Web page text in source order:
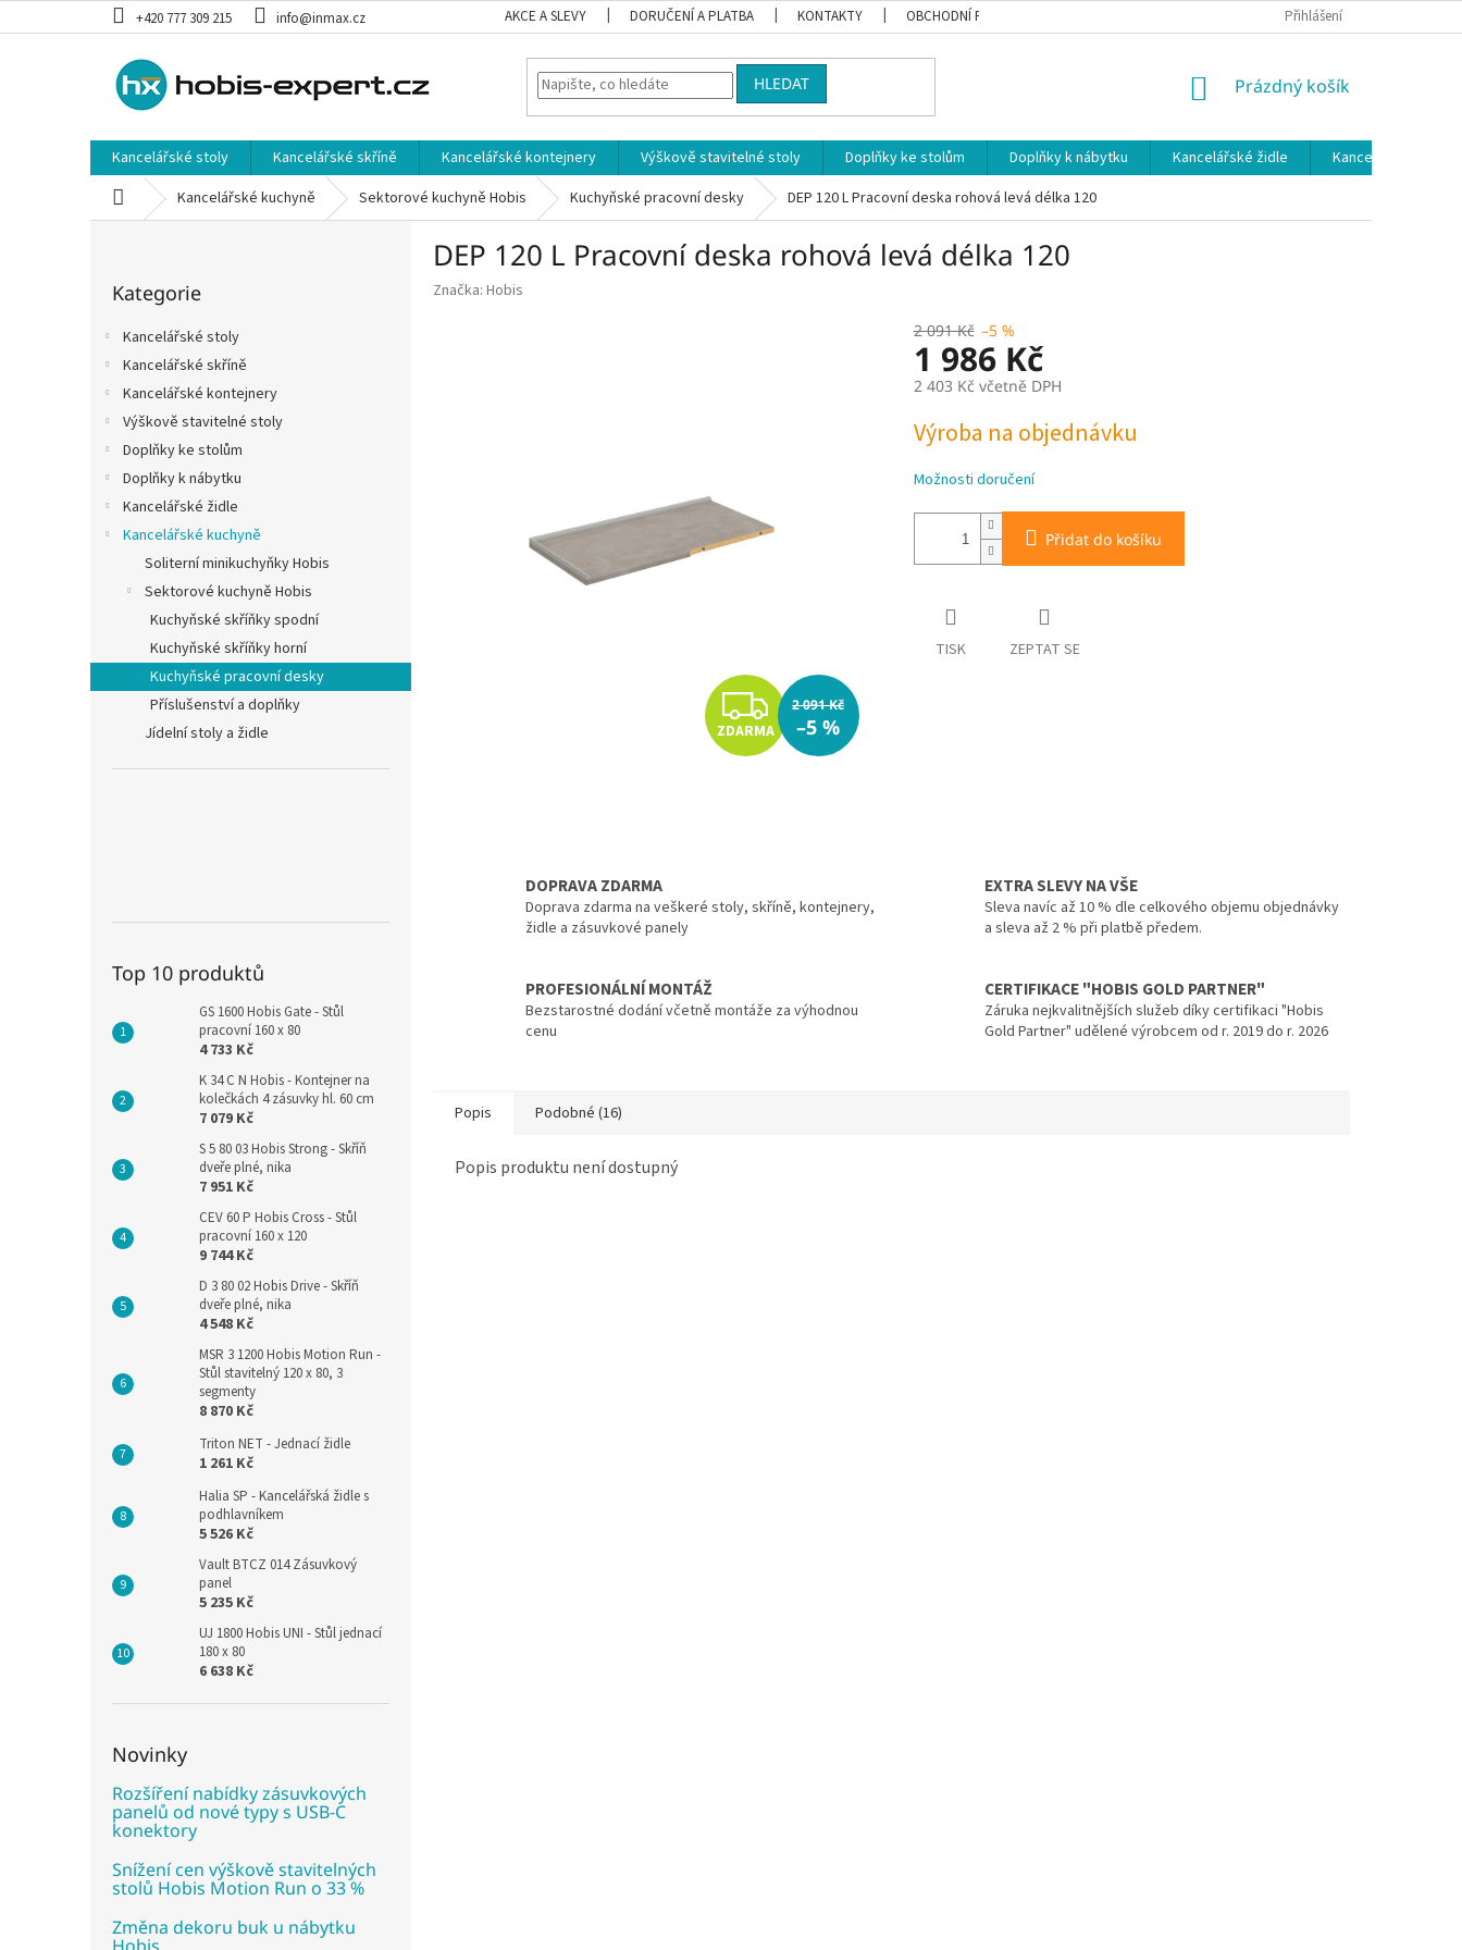
na
+420 777 309 215 info@inmax.cz AKCE A SLEVY DORUČENÍ A PLATBA KONTAKTY OBCHODNÍ PODMÍNKY Přihlášení
HLEDAT
NÁKUPNÍ
Prázdný košík
Kancelářské stoly Kancelářské skříně Kancelářské kontejnery Výškově stavitelné stoly Doplňky ke stolům Doplňky k nábytku Kancelářské židle
Kancelářské
Domů Kancelářské kuchyně Sektorové kuchyně Hobis Kuchyňské pracovní desky DEP 120 L Pracovní deska rohová levá délka 120
kategorie
Kategorie
Kancelářské stoly
Kancelářské skříně
Kancelářské kontejnery
Výškově stavitelné stoly
Doplňky ke stolům
Doplňky k nábytku
Kancelářské židle
Kancelářské kuchyně
Soliterní minikuchyňky Hobis
Sektorové kuchyně Hobis
Kuchyňské skříňky spodní
Kuchyňské skříňky horní
Kuchyňské pracovní desky
Příslušenství a doplňky
Jídelní stoly a židle
Top 10 produktů
GS 1600 Hobis Gate - Stůl
pracovní 160 x 80
4 733 Kč
K 34 C N Hobis - Kontejner na
kolečkách 4 zásuvky hl. 60 cm
7 079 Kč
S 5 80 03 Hobis Strong - Skříň
dveře plné, nika
7 951 Kč
CEV 60 P Hobis Cross - Stůl
pracovní 160 x 120
9 744 Kč
D 3 80 02 Hobis Drive - Skříň
dveře plné, nika
4 548 Kč
MSR 3 1200 Hobis Motion Run -
Stůl stavitelný 120 x 80, 3
segmenty
8 870 Kč
Triton NET - Jednací židle
1 261 Kč
Halia SP - Kancelářská židle s
podhlavníkem
5 526 Kč
Vault BTCZ 014 Zásuvkový
panel
5 235 Kč
UJ 1800 Hobis UNI - Stůl jednací
180 x 80
6 638 Kč
Novinky
Rozšíření nabídky zásuvkových
panelů od nové typy s USB-C
konektory
Snížení cen výškově stavitelných
stolů Hobis Motion Run o 33 %
Změna dekoru buk u nábytku
DEP 120 L Pracovní deska rohová levá délka 120
Značka: Hobis
Z
D
M
ZDARMA
2 091 Kč
–5 %
2 091 Kč –5 %
1 986 Kč
2 403 Kč včetně DPH
cena:
Výroba na objednávku
Možnosti doručení
Přidat do košíku
TISK ZEPTAT SE
DOPRAVA ZDARMA
Doprava zdarma na veškeré stoly, skříně, kontejnery,
židle a zásuvkové panely
EXTRA SLEVY NA VŠE
Sleva navíc až 10 % dle celkového objemu objednávky
a sleva až 2 % při platbě předem.
PROFESIONÁLNÍ MONTÁŽ
Bezstarostné dodání včetně montáže za výhodnou
cenu
CERTIFIKACE "HOBIS GOLD PARTNER"
Záruka nejkvalitnějších služeb díky certifikaci "Hobis
Gold Partner" udělené výrobcem od r. 2019 do r. 2026
Popis Podobné (16)
Popis produktu není dostupný